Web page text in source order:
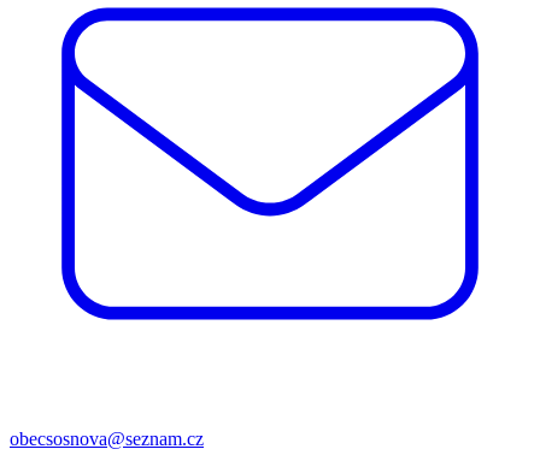
obecsosnova@seznam.cz